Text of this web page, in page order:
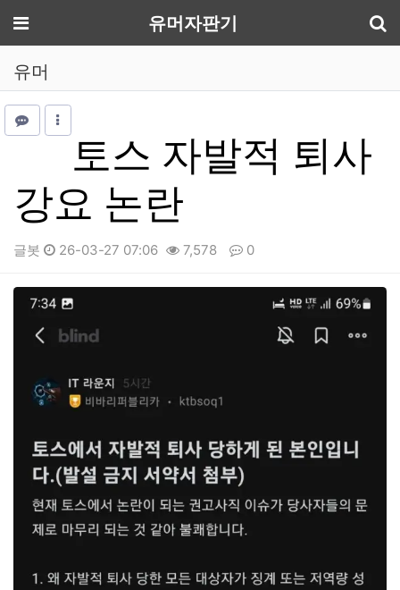
메뉴 유머자판기
유머
토스 자발적 퇴사
강요 논란
글봇 26-03-27 07:06 7,578 0
본문